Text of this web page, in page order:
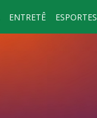
ENTRETÊ ESPORTES